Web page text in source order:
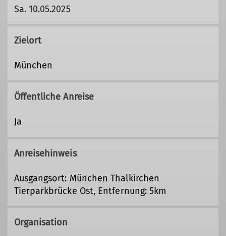
Sa. 10.05.2025
Zielort
München
Öffentliche Anreise
Ja
Anreisehinweis
Ausgangsort: München Thalkirchen
Tierparkbrücke Ost, Entfernung: 5km
Organisation